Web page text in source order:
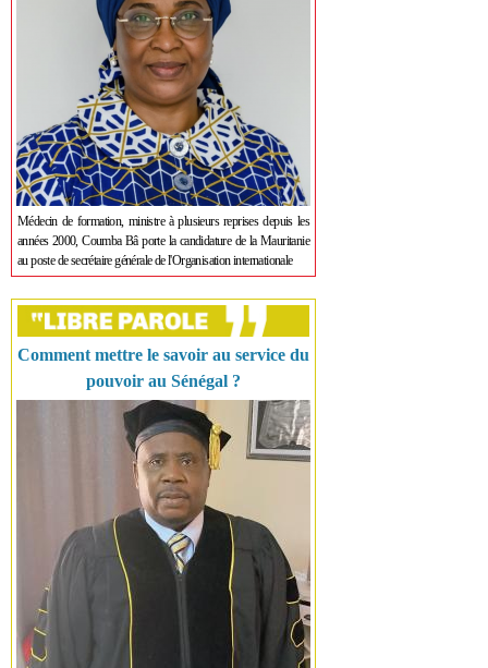
Médecin de formation, ministre à plusieurs reprises depuis les
années 2000, Coumba Bâ porte la candidature de la Mauritanie
au poste de secrétaire générale de l'Organisation internationale
Comment mettre le savoir au service du
pouvoir au Sénégal ?